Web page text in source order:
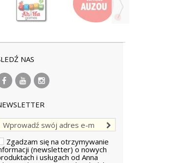
NAS
Zgadzam się na otrzymywanie
(newsletter) o nowych
i usługach od Anna